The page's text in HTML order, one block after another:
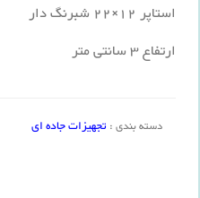
استاپر 12×22 شبرنگ دار
ارتفاع 3 سانتی متر
دسته بندی : تجهیزات جاده ای